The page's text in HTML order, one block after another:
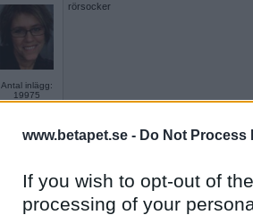
www.betapet.se - Do Not Process
If you wish to opt-out of
processing of your
Antal inlägg:
19975
rörsocker
sockerbit